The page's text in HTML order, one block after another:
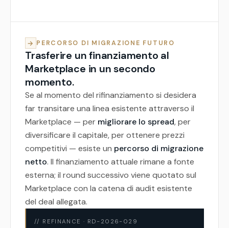
→ PERCORSO DI MIGRAZIONE FUTURO
Trasferire un finanziamento al
Marketplace in un secondo
momento.
Se al momento del rifinanziamento si desidera
far transitare una linea esistente attraverso il
Marketplace — per migliorare lo spread, per
diversificare il capitale, per ottenere prezzi
competitivi — esiste un percorso di migrazione
netto. Il finanziamento attuale rimane a fonte
esterna; il round successivo viene quotato sul
Marketplace con la catena di audit esistente
del deal allegata.
// REFINANCE · RD-2026-029